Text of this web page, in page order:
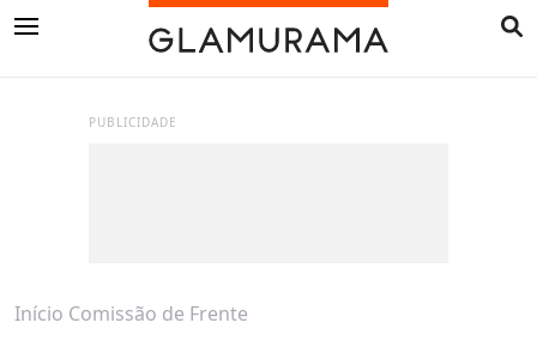
PUBLICIDADE
Início Comissão de Frente